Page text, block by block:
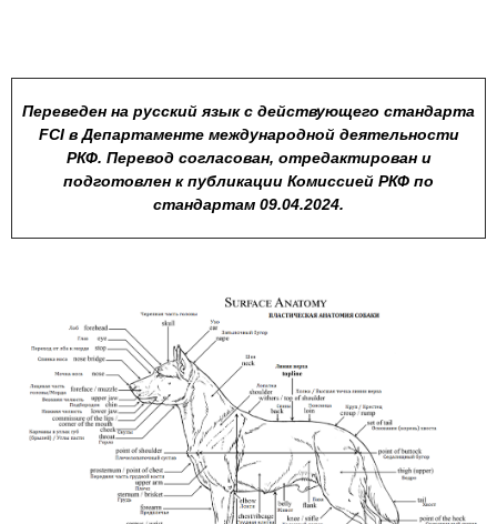
Переведен на русский язык с действующего стандарта
FCI в Департаменте международной деятельности
РКФ. Перевод согласован, отредактирован и
подготовлен к публикации Комиссией РКФ по
стандартам 09.04.2024.